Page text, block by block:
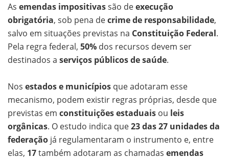
As emendas impositivassão deexecução
obrigatória, sob pena decrime de responsabilidade,
salvo em situações previstas na Constituição Federal.
Pela regra federal, 50% dos recursos devem ser
destinados a serviços públicos de saúde.
Nos estados e municípios que adotaram esse
mecanismo, podem existir regras próprias, desde que
previstas em constituições estaduais ou leis
orgânicas. O estudo indica que23 das 27 unidades da
federação já regulamentaram o instrumento e, entre
elas, 17também adotaram as chamadas emendas